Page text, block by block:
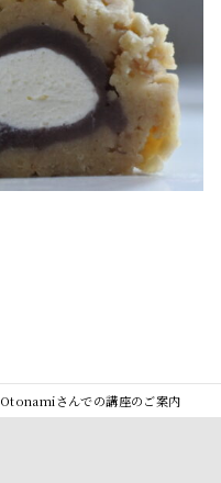
Otonamiさんでの講座のご案内